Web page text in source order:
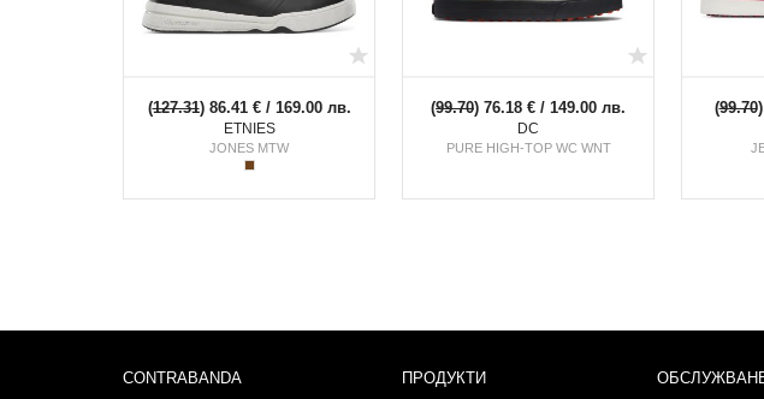
(127.31) 86.41 € / 169.00 лв.
ETNIES
JONES MTW
(99.70) 76.18 € / 149.00 лв.
DC
PURE HIGH-TOP WC WNT
(99.70
CONTRABANDA ПРОДУКТИ